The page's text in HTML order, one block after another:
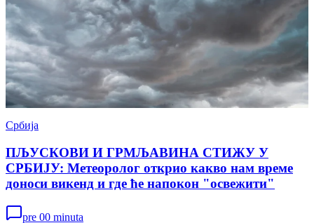
Србија
ПЉУСКОВИ И ГРМЉАВИНА СТИЖУ У
СРБИЈУ: Метеоролог открио какво нам време
доноси викенд и где ће напокон "освежити"
pre 00 minuta